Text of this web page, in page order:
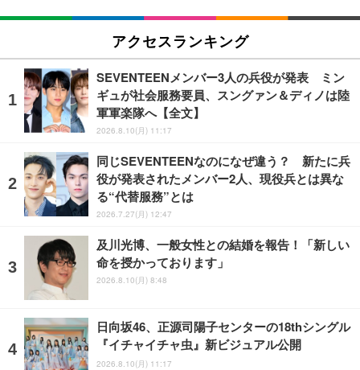
アクセスランキング
SEVENTEENメンバー3人の兵役が発表 ミン
ギュが社会服務要員、スングァン＆ディノは陸
軍軍楽隊へ【全文】
2026.8.10(月) 11:17
同じSEVENTEENなのになぜ違う？ 新たに兵
役が発表されたメンバー2人、現役兵とは異な
る“代替服務”とは
2026.7.27(月) 12:47
及川光博、一般女性との結婚を報告！「新しい
命を授かっております」
2026.8.10(月) 8:48
日向坂46、正源司陽子センターの18thシングル
『イチャイチャ虫』新ビジュアル公開
2026.8.10(月) 11:17